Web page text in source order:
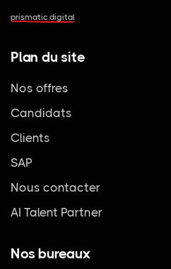
prismatic.digital
Plan du site
Nos offres
Candidats
Clients
SAP
Nous contacter
AI Talent Partner
Nos bureaux